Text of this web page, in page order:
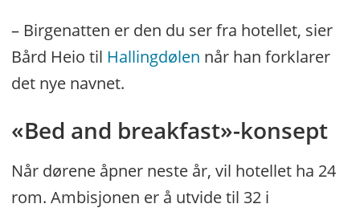
– Birgenatten er den du ser fra hotellet, sier
Bård Heio til Hallingdølen når han forklarer
det nye navnet.
«Bed and breakfast»-konsept
Når dørene åpner neste år, vil hotellet ha 24
rom. Ambisjonen er å utvide til 32 i